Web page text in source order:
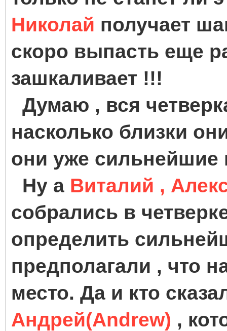
Николай получает
скоро выпасть еще
зашкаливает !!!
Думаю , вся
насколько близки
они уже
Ну а Виталий ,
собрались в
определить
предполагали , что
место. Да и кто
Андрей(Andrew) ,